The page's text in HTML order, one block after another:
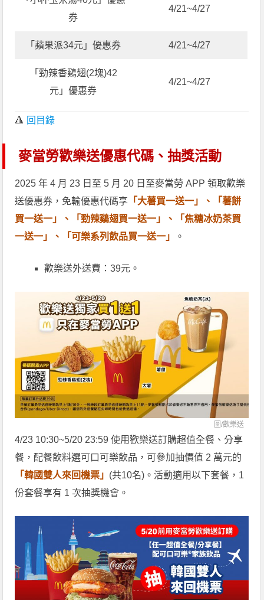
券
4/21~4/27
「蘋果派34元」優惠券 4/21~4/27
「勁辣香鷄翅(2塊)42
元」優惠券
4/21~4/27
🔺 回目錄
麥當勞歡樂送優惠代碼、抽獎活動
2025 年 4 月 23 日至 5 月 20 日至麥當勞 APP 領取歡樂
送優惠券，免輸優惠代碼享 「大薯買一送一」、「薯餅
買一送一」、「勁辣鷄翅買一送一」、「焦糖冰奶茶買
一送一」、「可樂系列飲品買一送一」
。
歡樂送外送費：39元。
圖/歡樂送
4/23 10:30~5/20 23:59 使用歡樂送訂購超值全餐、分享
餐，配餐飲料選可口可樂飲品，可參加抽價值 2 萬元的
「韓國雙人來回機票」 (共10名)。活動適用以下套餐，1
份套餐享有 1 次抽獎機會。